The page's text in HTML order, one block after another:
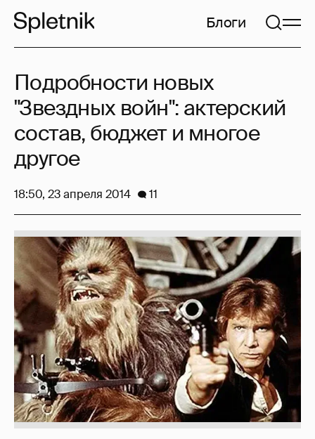
Блоги
Подробности новых
"Звездных войн": актерский
состав, бюджет и многое
другое
18:50, 23 апреля 2014 11